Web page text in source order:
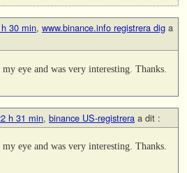
30 min, www.binance.info registrera dig a
eye and was very interesting. Thanks.
h 31 min, binance US-registrera a dit :
eye and was very interesting. Thanks.